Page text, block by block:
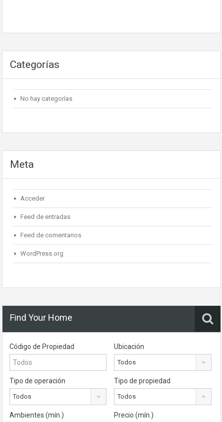
Categorías
No hay categorías
Meta
Acceder
Feed de entradas
Feed de comentarios
WordPress.org
Find Your Home
Código de Propiedad Ubicación
Todos
Tipo de operación
Todos
Tipo de propiedad
Todos
Ambientes (mín.) Precio (mín.)